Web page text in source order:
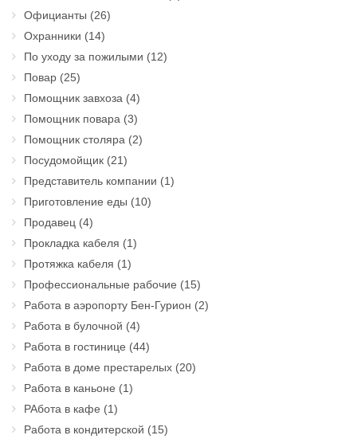
Официанты (26)
Охранники (14)
По уходу за пожилыми (12)
Повар (25)
Помощник завхоза (4)
Помощник повара (3)
Помощник столяра (2)
Посудомойщик (21)
Представитель компании (1)
Приготовление еды (10)
Продавец (4)
Прокладка кабеля (1)
Протяжка кабеля (1)
Профессиональные рабочие (15)
Работа в аэропорту Бен-Гурион (2)
Работа в булочной (4)
Работа в гостинице (44)
Работа в доме престарелых (20)
Работа в каньоне (1)
РАбота в кафе (1)
Работа в кондитерской (15)